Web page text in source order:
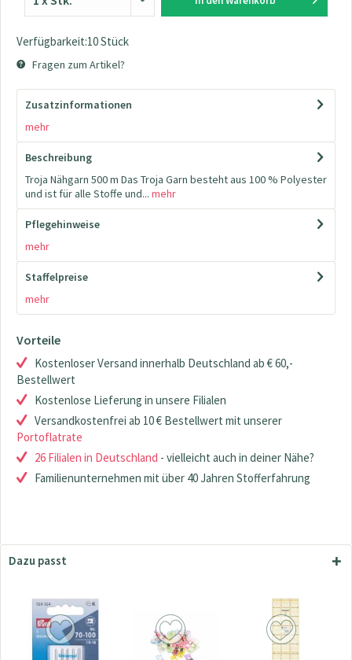
Verfügbarkeit:10 Stück
Fragen zum Artikel?
Zusatzinformationen
mehr
Beschreibung
Troja Nähgarn 500 m Das Troja Garn besteht aus 100 % Polyester
und ist für alle Stoffe und... mehr
Pflegehinweise
mehr
Staffelpreise
mehr
Vorteile
Kostenloser Versand innerhalb Deutschland ab € 60,-
Bestellwert
Kostenlose Lieferung in unsere Filialen
Versandkostenfrei ab 10 € Bestellwert mit unserer
Portoflatrate
26 Filialen in Deutschland - vielleicht auch in deiner Nähe?
Familienunternehmen mit über 40 Jahren Stofferfahrung
Dazu passt